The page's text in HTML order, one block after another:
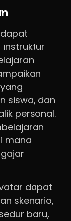
siswa, dan
personal.
mana
dapat
skenario,
baru,